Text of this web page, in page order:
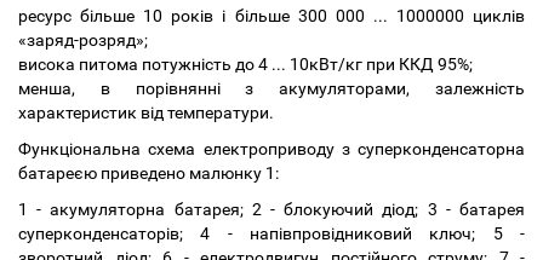
ресурс більше 10 років і більше 300 000 ... 1000000 циклів
«заряд-розряд»;
висока питома потужність до 4 ... 10кВт/кг при ККД 95%;
менша, в порівнянні з акумуляторами, залежність
характеристик від температури.
Функціональна схема електроприводу з суперконденсаторна
батареєю приведено малюнку 1:
1 - акумуляторна батарея; 2 - блокуючий діод; 3 - батарея
суперконденсаторів; 4 - напівпровідниковий ключ; 5 -